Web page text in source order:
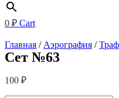
0 ₽ Cart
Главная / Аэрография /
Сет №63
100 ₽